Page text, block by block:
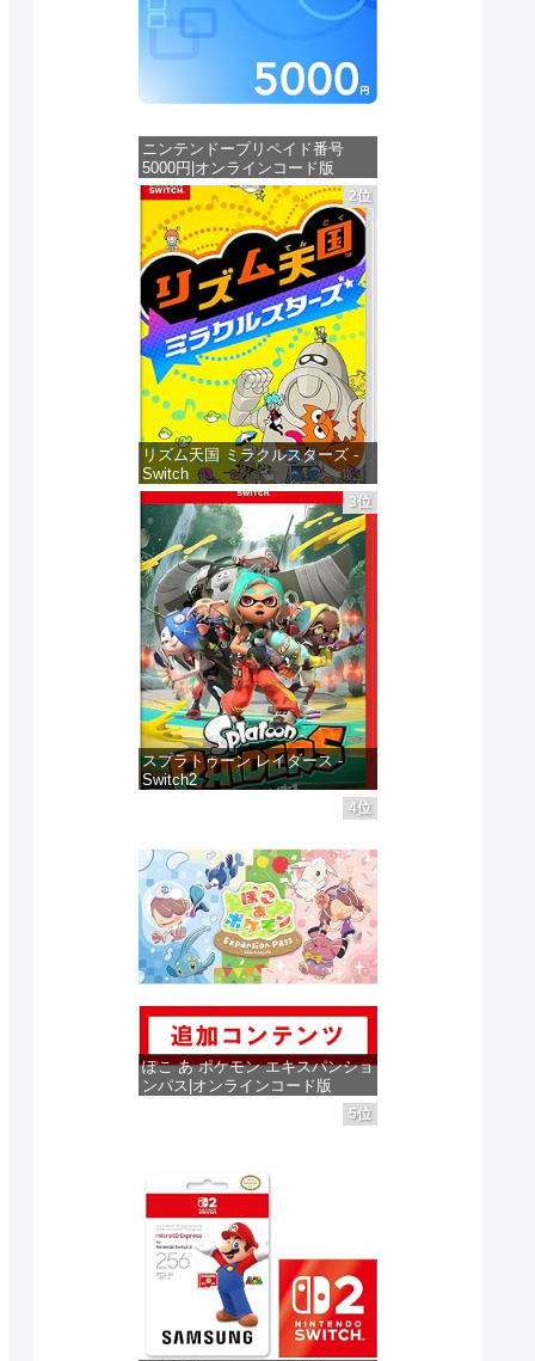
発売日 : 2025年06月05日
AmaGetti
ゼルダの伝説 ブレ
ス オブ ザ ワイル
ド Nintendo
Switch 2 Edition -
商品レビュー・口コミを見る
新品最安値 :
ゲームソフト
発売日 : 2025年06月05日
Powered byAmaGetti
ゼルダの伝説 ティ
アーズ オブ ザ キ
ングダム
Nintendo Switch
2 Edition -
Switch2
商品レビュー・口コミを見る
価格 :
新品最安値 :
Amazonで見る
ニンテンドープリペイド番号
5000円|オンラインコード版
価格：¥5,000
2位
リズム天国 ミラクルスターズ -
Switch
価格：¥5,645
3位
スプラトゥーン レイダース -
Switch2
価格：¥6,455
4位
ぽこ あ ポケモン エキスパンショ
ンパス|オンラインコード版
価格：¥4,400
5位